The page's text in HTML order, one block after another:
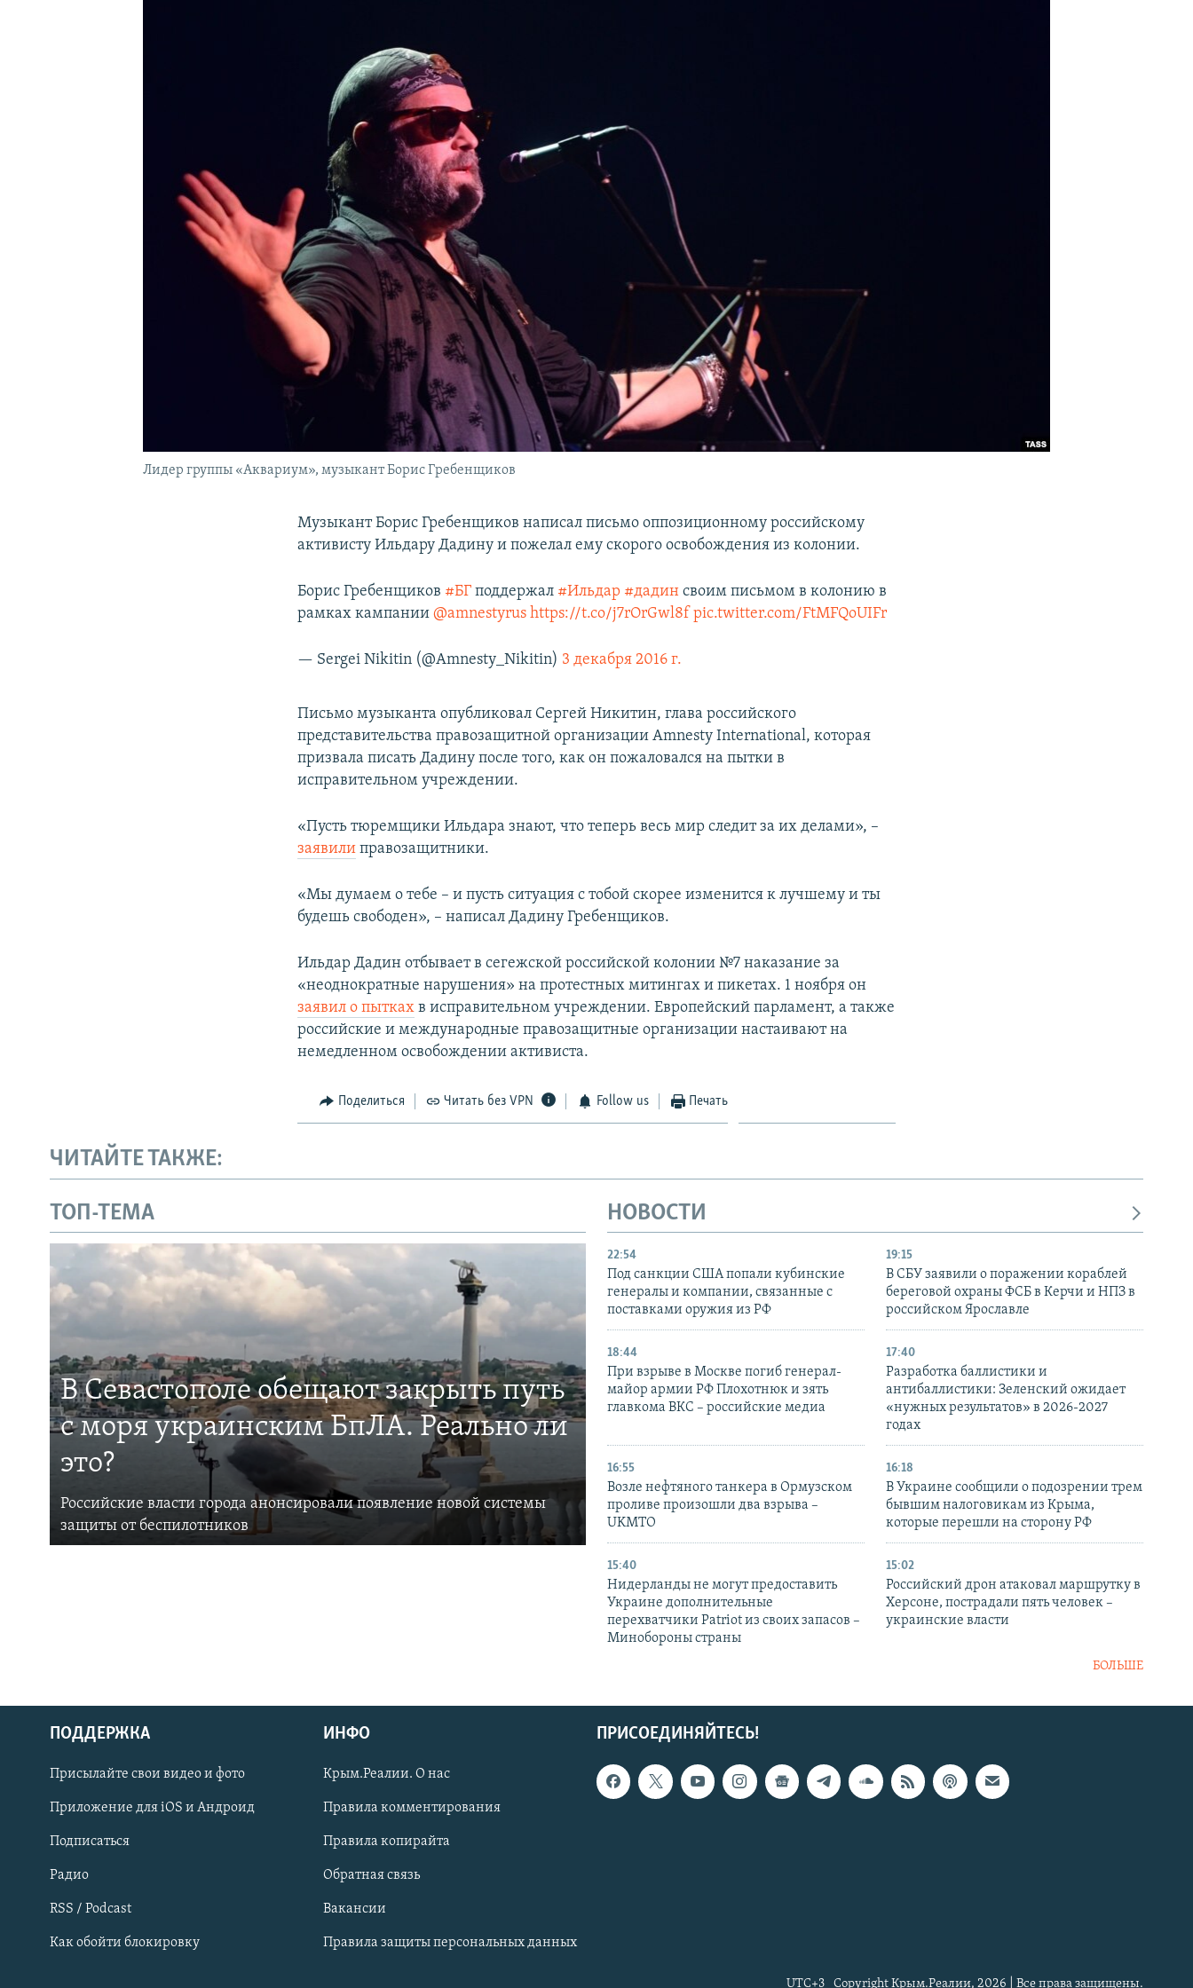
Українською
Qırımtatar
ПРИСОЕДИНЯЙТЕСЬ!
Лидер группы «Аквариум», музыкант Борис Гребенщиков
Музыкант Борис Гребенщиков написал письмо оппозиционному российскому
активисту Ильдару Дадину и пожелал ему скорого освобождения из колонии.
Борис Гребенщиков #БГ поддержал #Ильдар #дадин своим письмом в колонию в
рамках кампании@amnestyrus https://t.co/j7rOrGwl8f pic.twitter.com/FtMFQoUIFr
— Sergei Nikitin (@Amnesty_Nikitin) 3 декабря 2016 г.
Письмо музыканта опубликовал Сергей Никитин, глава российского
представительства правозащитной организации Amnesty International, которая
призвала писать Дадину после того, как он пожаловался на пытки в
исправительном учреждении.
«Пусть тюремщики Ильдара знают, что теперь весь мир следит за их делами», –
заявили правозащитники.
«Мы думаем о тебе – и пусть ситуация с тобой скорее изменится к лучшему и ты
будешь свободен», – написал Дадину Гребенщиков.
Ильдар Дадин отбывает в сегежской российской колонии №7 наказание за
«неоднократные нарушения» на протестных митингах и пикетах. 1 ноября он
заявил о пытках в исправительном учреждении. Европейский парламент, а также
российские и международные правозащитные организации настаивают на
немедленном освобождении активиста.
Поделиться Читать без VPN Follow us Печать
ЧИТАЙТЕ ТАКЖЕ:
ТОП-ТЕМА
В Севастополе обещают закрыть путь
с моря украинским БпЛА. Реально ли
это?
Российские власти города анонсировали появление новой системы
защиты от беспилотников
НОВОСТИ
22:54
Под санкции США попали кубинские
генералы и компании, связанные с
поставками оружия из РФ
19:15
В СБУ заявили о поражении кораблей
береговой охраны ФСБ в Керчи и НПЗ в
российском Ярославле
18:44
При взрыве в Москве погиб генерал-
майор армии РФ Плохотнюк и зять
главкома ВКС – российские медиа
17:40
Разработка баллистики и
антибаллистики: Зеленский ожидает
«нужных результатов» в 2026-2027
годах
16:55
Возле нефтяного танкера в Ормузском
проливе произошли два взрыва –
UKMTO
16:18
В Украине сообщили о подозрении трем
бывшим налоговикам из Крыма,
которые перешли на сторону РФ
15:40
Нидерланды не могут предоставить
Украине дополнительные
перехватчики Patriot из своих запасов –
Минобороны страны
15:02
Российский дрон атаковал маршрутку в
Херсоне, пострадали пять человек –
украинские власти
БОЛЬШЕ
ПРИСОЕДИНЯЙТЕСЬ!
ПОДДЕРЖКА
Присылайте свои видео и фото
Приложение для iOS и Андроид
Подписаться
Радио
RSS / Podcast
Как обойти блокировку
ИНФО
Крым.Реалии. О нас
Правила комментирования
Правила копирайта
Обратная связь
Вакансии
Правила защиты персональных данных
Copyright Крым.Реалии, 2026 | Все права защищены.
UTC+3